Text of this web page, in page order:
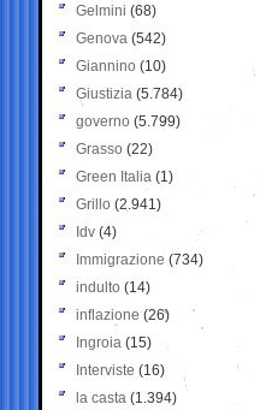
Gelmini (68)
Genova (542)
Giannino (10)
Giustizia (5.784)
governo (5.799)
Grasso (22)
Green Italia (1)
Grillo (2.941)
Idv (4)
Immigrazione (734)
indulto (14)
inflazione (26)
Ingroia (15)
Interviste (16)
la casta (1.394)